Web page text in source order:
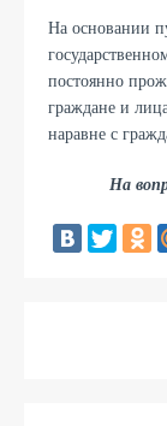
На основании
постоянно
граждане и
наравне с
На